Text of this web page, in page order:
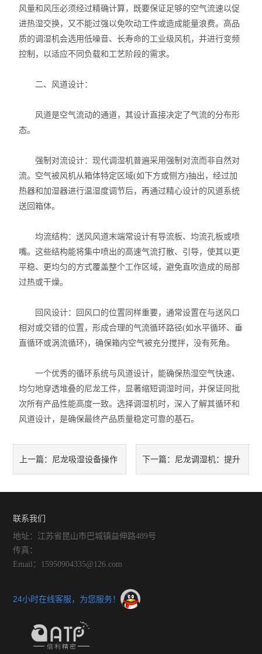
风量和风压必须经过精确计算，既要保证足够的空气流速以促
进热湿交换，又不能过强以免吹动工件或造成能量浪费。高品
质的调湿机会选用低噪音、长寿命的工业级风机，并进行变频
控制，以适应不同负载和工艺阶段的需求。
二、风道设计：
风道是空气流动的通道，其设计直接决定了气流的分布形
态。
强制对流设计：现代调湿机普遍采用强制对流而非自然对
流。空气被风机从箱体特定区域(如下方或侧方)抽出，经过加
热器和加湿器进行温湿度调节后，再通过精心设计的风道系统
送回箱体。
均流结构：送风风道末端常设计有导流板、均流孔板或喷
嘴。这些结构能将集中喷出的高速气流打散、引导，使其以更
平稳、更均匀的方式覆盖整个工作区域，避免直吹造成的局部
过热或干燥。
回风设计：回风口的位置同样重要，通常设置在与送风口
相对或交错的位置，形成合理的气流循环路径(如水平循环、垂
直循环或涡流循环)，确保箱内空气被充分搅拌，没有死角。
一个优秀的循环系统与风道设计，能确保热湿空气快速、
均匀地穿透堆叠的尼龙工件，显著缩短调湿时间，并保证同批
次所有产品性能高度一致。选择调湿机时，深入了解其循环和
风道设计，是确保最终产品质量稳定可靠的基石。
上一篇： 尼龙吸湿设备操作 下一篇： 尼龙调湿机：提升
联系我们
地址：江苏省昆山市巴城镇益伸路489号
传真：
Email：15950904335@126.com
24小时在线客服，为您服务！